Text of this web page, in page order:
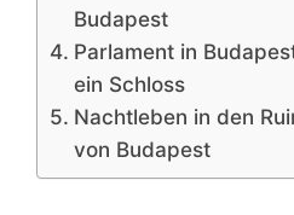
Budapest
Parlament in
ein Schloss
Nachtleben in den
von Budapest